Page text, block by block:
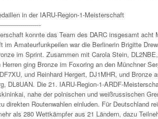
in der IARU-Region-1-Meisterschaft
konnte das Team des DARC insgesamt
im Amateurfunkpeilen war die Berlinerin Brigitte
im Sprint. Zusammen mit Carola Stein,
ging Bronze im Foxoring an den Münchner
und Reinhard Hergert, DJ1MHR, und
DL8UAN. Die 21. IARU-Region-1-ARDF-
nahe der polnischen und weißrussischen
direkten Routenwahlen einluden. Für Deutschland
als 280 Wettkämpfer aus 21 Ländern, dazu